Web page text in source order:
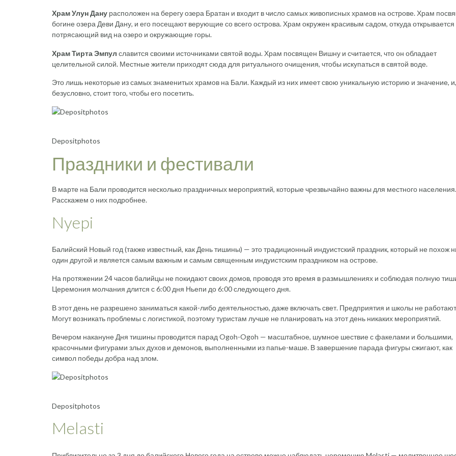
Храм Улун Дану расположен на берегу озера Братан и входит в число самых живописных храмов на острове. Храм
богине озера Деви Дану, и его посещают верующие со всего острова. Храм окружен красивым садом, откуда открывается
потрясающий вид на озеро и окружающие горы.
Храм Тирта Эмпул славится своими источниками святой воды. Храм посвящен Вишну и считается, что он обладает
целительной силой. Местные жители приходят сюда для ритуального очищения, чтобы искупаться в святой воде.
Это лишь некоторые из самых знаменитых храмов на Бали. Каждый из них имеет свою уникальную историю и значение, и,
безусловно, стоит того, чтобы его посетить.
Depositphotos
Праздники и фестивали
В марте на Бали проводится несколько праздничных мероприятий, которые чрезвычайно важны для местного населения.
Расскажем о них подробнее.
Nyepi
Балийский Новый год (также известный, как День тишины) — это традиционный индуистский праздник, который не похож
один другой и является самым важным и самым священным индуистским праздником на острове.
На протяжении 24 часов балийцы не покидают своих домов, проводя это время в размышлениях и соблюдая полную
Церемония молчания длится с 6:00 дня Ньепи до 6:00 следующего дня.
В этот день не разрешено заниматься какой-либо деятельностью, даже включать свет. Предприятия и школы не
Могут возникать проблемы с логистикой, поэтому туристам лучше не планировать на этот день никаких мероприятий.
Вечером накануне Дня тишины проводится парад Ogoh-Ogoh — масштабное, шумное шествие с факелами и большими,
красочными фигурами злых духов и демонов, выполненными из папье-маше. В завершение парада фигуры сжигают, как
символ победы добра над злом.
Depositphotos
Melasti